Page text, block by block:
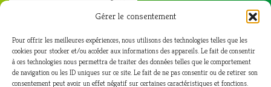
Gérer le consentement
Pour offrir les meilleures expériences, nous utilisons des technologies telles que les
cookies pour stocker et/ou accéder aux informations des appareils. Le fait de consentir
à ces technologies nous permettra de traiter des données telles que le comportement
de navigation ou les ID uniques sur ce site. Le fait de ne pas consentir ou de retirer son
consentement peut avoir un effet négatif sur certaines caractéristiques et fonctions.